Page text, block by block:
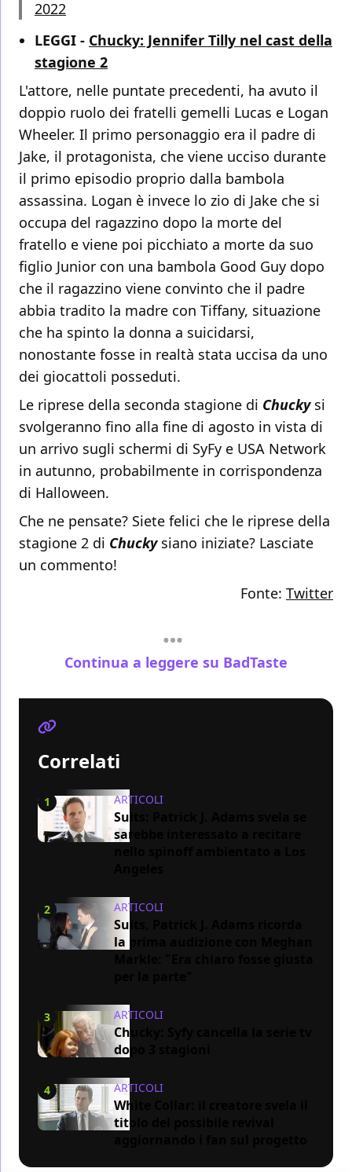
2022
LEGGI - Chucky: Jennifer Tilly nel cast della
stagione 2
L'attore, nelle puntate precedenti, ha avuto il
doppio ruolo dei fratelli gemelli Lucas e Logan
Wheeler. Il primo personaggio era il padre di
Jake, il protagonista, che viene ucciso durante
il primo episodio proprio dalla bambola
assassina. Logan è invece lo zio di Jake che si
occupa del ragazzino dopo la morte del
fratello e viene poi picchiato a morte da suo
figlio Junior con una bambola Good Guy dopo
che il ragazzino viene convinto che il padre
abbia tradito la madre con Tiffany, situazione
che ha spinto la donna a suicidarsi,
nonostante fosse in realtà stata uccisa da uno
dei giocattoli posseduti.
Le riprese della seconda stagione di Chuckysi
svolgeranno fino alla fine di agosto in vista di
un arrivo sugli schermi di SyFy e USA Network
in autunno, probabilmente in corrispondenza
di Halloween.
Che ne pensate? Siete felici che le riprese della
stagione 2 di Chucky siano iniziate? Lasciate
un commento!
Fonte: Twitter
Continua a leggere su BadTaste
Correlati
1 ARTICOLI
Suits: Patrick J. Adams svela se
sarebbe interessato a recitare
2 ARTICOLI
Suits, Patrick J. Adams ricorda
la prima audizione con Meghan
3 ARTICOLI
Chucky: Syfy cancella la serie tv
dopo 3 stagioni
4 ARTICOLI
White Collar: il creatore svela il
titolo del possibile revival